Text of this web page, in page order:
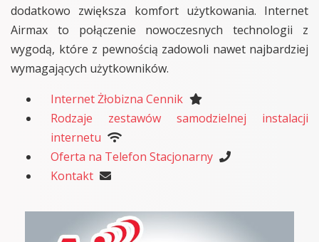
dodatkowo zwiększa komfort użytkowania. Internet
Airmax to połączenie nowoczesnych technologii z
wygodą, które z pewnością zadowoli nawet najbardziej
wymagających użytkowników.
Internet Żłobizna Cennik
Rodzaje zestawów samodzielnej instalacji
internetu
Oferta na Telefon Stacjonarny
Kontakt